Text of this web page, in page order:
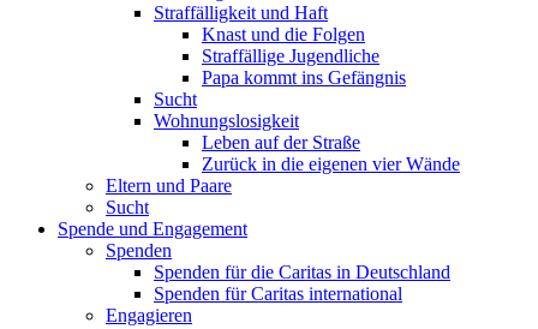
Straffälligkeit und Haft
Knast und die Folgen
Straffällige Jugendliche
Papa kommt ins Gefängnis
Sucht
Wohnungslosigkeit
Leben auf der Straße
Zurück in die eigenen vier Wände
Eltern und Paare
Sucht
Spende und Engagement
Spenden
Spenden für die Caritas in Deutschland
Spenden für Caritas international
Engagieren